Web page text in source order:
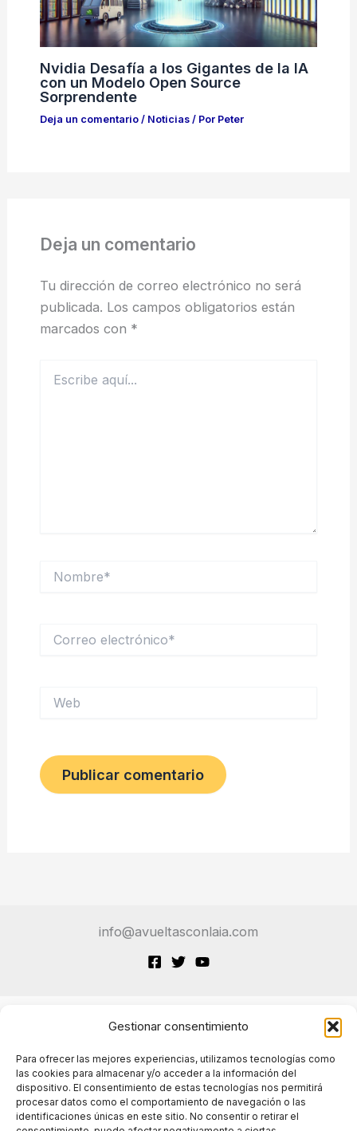
Gestionar consentimiento
Para ofrecer las mejores experiencias, utilizamos tecnologías como
las cookies para almacenar y/o acceder a la información del
dispositivo. El consentimiento de estas tecnologías nos permitirá
procesar datos como el comportamiento de navegación o las
identificaciones únicas en este sitio. No consentir o retirar el
Nvidia Desafía a los Gigantes de la IA
con un Modelo Open Source
Sorprendente
Deja un comentario / Noticias/ Por Peter
Deja un comentario
Tu dirección de correo electrónico no será
publicada. Los campos obligatorios están
marcados con *
aquí...
electrónico*
info@avueltasconlaia.com
Políticas de cookies